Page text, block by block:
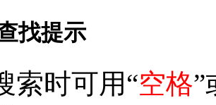
找提示
索时可用“空格”